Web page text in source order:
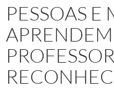
PESSOAS